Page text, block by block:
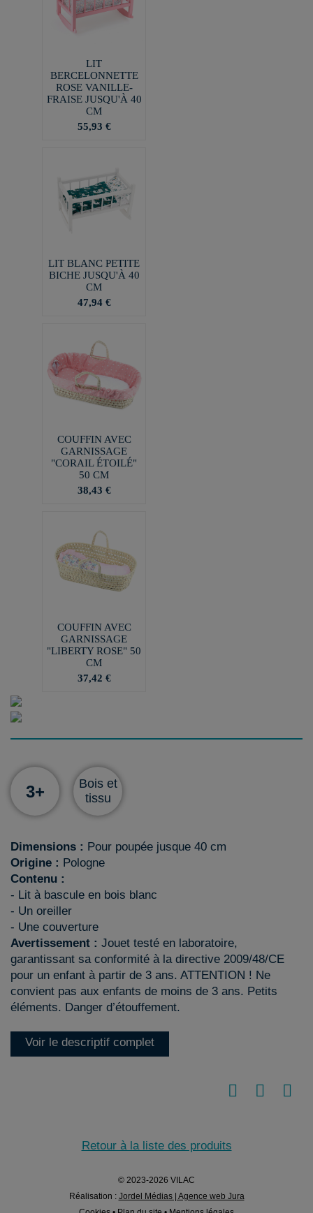
LIT
BERCELONNETTE
ROSE VANILLE-
FRAISE JUSQU'À 40
CM
55,93 €
LIT BLANC PETITE
BICHE JUSQU'À 40
CM
47,94 €
COUFFIN AVEC
GARNISSAGE
"CORAIL ÉTOILÉ"
50 CM
38,43 €
COUFFIN AVEC
GARNISSAGE
"LIBERTY ROSE" 50
CM
37,42 €
3+
Bois et
tissu
Dimensions : Pour poupée jusque 40 cm
Origine : Pologne
Contenu :
- Lit à bascule en bois blanc
- Un oreiller
- Une couverture
Avertissement : Jouet testé en laboratoire,
garantissant sa conformité à la directive 2009/48/CE
pour un enfant à partir de 3 ans. ATTENTION ! Ne
convient pas aux enfants de moins de 3 ans. Petits
éléments. Danger d’étouffement.
Voir le descriptif complet
Retour à la liste des produits
© 2023-2026 VILAC
Réalisation : Jordel Médias | Agence web Jura